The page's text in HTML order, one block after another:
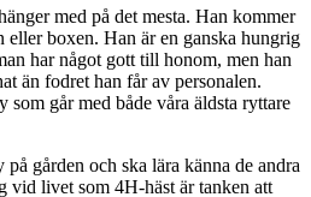
med på det mesta. Han kommer
eller boxen. Han är en ganska hungrig
har något gott till honom, men han
än fodret han får av personalen.
går med både våra äldsta ryttare
gården och ska lära känna de andra
vid livet som 4H-häst är tanken att